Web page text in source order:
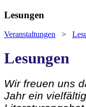
Lesungen
Veranstaltungen >
Lesungen
Wir freuen uns
Jahr ein